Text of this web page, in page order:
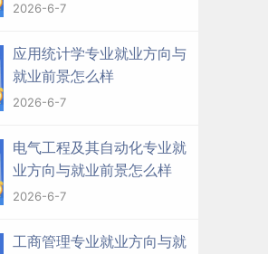
2026-6-7
应用统计学专业就业方向与
就业前景怎么样
2026-6-7
电气工程及其自动化专业就
业方向与就业前景怎么样
2026-6-7
工商管理专业就业方向与就